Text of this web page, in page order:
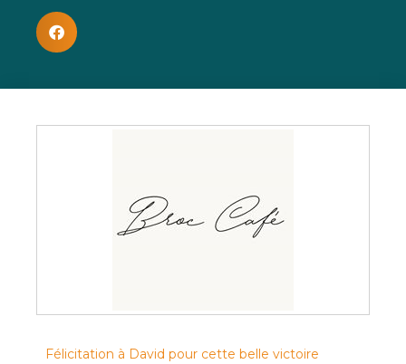
Félicitation à David pour cette belle victoire